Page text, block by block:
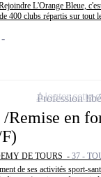
L'Orange Bleue,
400 clubs répartis sur tout
Remise en
DE TOURS - 37 -
de ses activités sport-
Profession
Ajouter cette